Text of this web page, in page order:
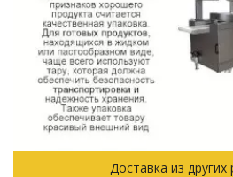
Доставка из других